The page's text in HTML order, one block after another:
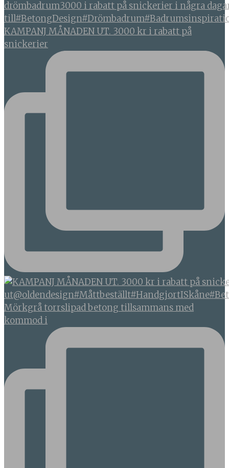
KAMPANJ MÅNADEN UT. 3000 kr i rabatt på
snickerier
Mörkgrå torrslipad betong tillsammans med
kommod i